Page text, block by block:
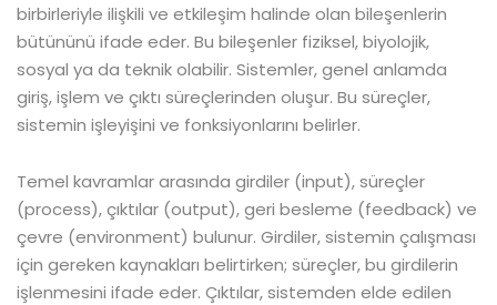
birbirleriyle ilişkili ve etkileşim halinde olan bileşenlerin
bütününü ifade eder. Bu bileşenler fiziksel, biyolojik,
sosyal ya da teknik olabilir. Sistemler, genel anlamda
giriş, işlem ve çıktı süreçlerinden oluşur. Bu süreçler,
sistemin işleyişini ve fonksiyonlarını belirler.
Temel kavramlar arasında girdiler (input), süreçler
(process), çıktılar (output), geri besleme (feedback) ve
çevre (environment) bulunur. Girdiler, sistemin çalışması
için gereken kaynakları belirtirken; süreçler, bu girdilerin
işlenmesini ifade eder. Çıktılar, sistemden elde edilen